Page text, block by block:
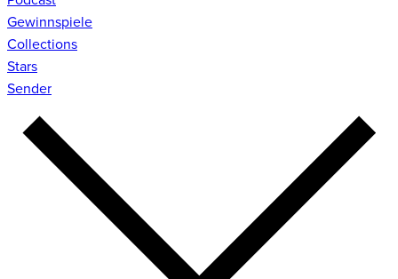
Gewinnspiele
Collections
Stars
Sender